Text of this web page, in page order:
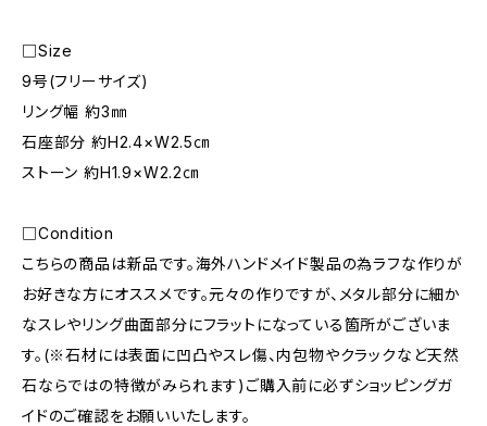
□Size
9号(フリーサイズ)
リング幅 約3㎜
石座部分 約H2.4×W2.5㎝
ストーン 約H1.9×W2.2㎝
□Condition
こちらの商品は新品です。海外ハンドメイド製品の為ラフな作りが
お好きな方にオススメです。元々の作りですが、メタル部分に細か
なスレやリング曲面部分にフラットになっている箇所がございま
す。(※石材には表面に凹凸やスレ傷、内包物やクラックなど天然
石ならではの特徴がみられます)ご購入前に必ずショッピングガ
イドのご確認をお願いいたします。